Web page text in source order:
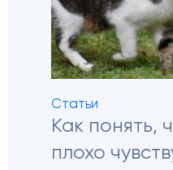
Статьи
Как понять,
плохо